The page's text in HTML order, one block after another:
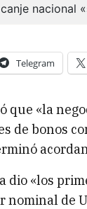
Telegram
«la
de bonos
«los
de